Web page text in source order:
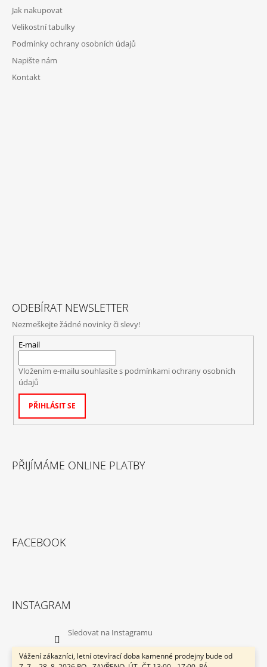
Vážení zákazníci, letní otevírací doba kamenné prodejny bude od
Jak nakupovat
Velikostní tabulky
Podmínky ochrany osobních údajů
Napište nám
Kontakt
ODEBÍRAT NEWSLETTER
Nezmeškejte žádné novinky či slevy!
E-mail
Vložením e-mailu souhlasíte s podmínkami ochrany osobních
údajů
PŘIHLÁSIT SE
PŘIJÍMÁME ONLINE PLATBY
FACEBOOK
INSTAGRAM
Sledovat na Instagramu